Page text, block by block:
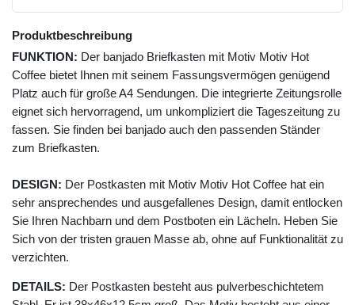
Produktbeschreibung
FUNKTION: Der banjado Briefkasten mit Motiv Motiv Hot
Coffee bietet Ihnen mit seinem Fassungsvermögen genügend
Platz auch für große A4 Sendungen. Die integrierte Zeitungsrolle
eignet sich hervorragend, um unkompliziert die Tageszeitung zu
fassen. Sie finden bei banjado auch den passenden Ständer
zum Briefkasten.
DESIGN: Der Postkasten mit Motiv Motiv Hot Coffee hat ein
sehr ansprechendes und ausgefallenes Design, damit entlocken
Sie Ihren Nachbarn und dem Postboten ein Lächeln. Heben Sie
Sich von der tristen grauen Masse ab, ohne auf Funktionalität zu
verzichten.
DETAILS: Der Postkasten besteht aus pulverbeschichtetem